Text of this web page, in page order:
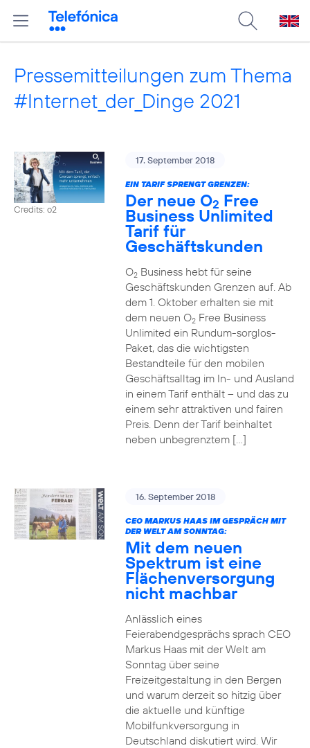
Pressemitteilungen zum Thema
#Internet_der_Dinge 2021
Credits: o2
17. September 2018
EIN TARIF SPRENGT GRENZEN:
Der neue O2 Free
Business Unlimited
Tarif für
Geschäftskunden
O2Business hebt für seine
Geschäftskunden Grenzen auf. Ab
dem 1. Oktober erhalten sie mit
dem neuen O2Free Business
Unlimited ein Rundum-sorglos-
Paket, das die wichtigsten
Bestandteile für den mobilen
Geschäftsalltag im In- und Ausland
in einem Tarif enthält – und das zu
einem sehr attraktiven und fairen
Preis. Denn der Tarif beinhaltet
neben unbegrenztem […]
16. September 2018
CEO MARKUS HAAS IM GESPRÄCH MIT
DER WELT AM SONNTAG:
Mit dem neuen
Spektrum ist eine
Flächenversorgung
nicht machbar
Anlässlich eines
Feierabendgesprächs sprach CEO
Markus Haas mit der Welt am
Sonntag über seine
Freizeitgestaltung in den Bergen
und warum derzeit so hitzig über
die aktuelle und künftige
Mobilfunkversorgung in
Deutschland diskutiert wird. Wir